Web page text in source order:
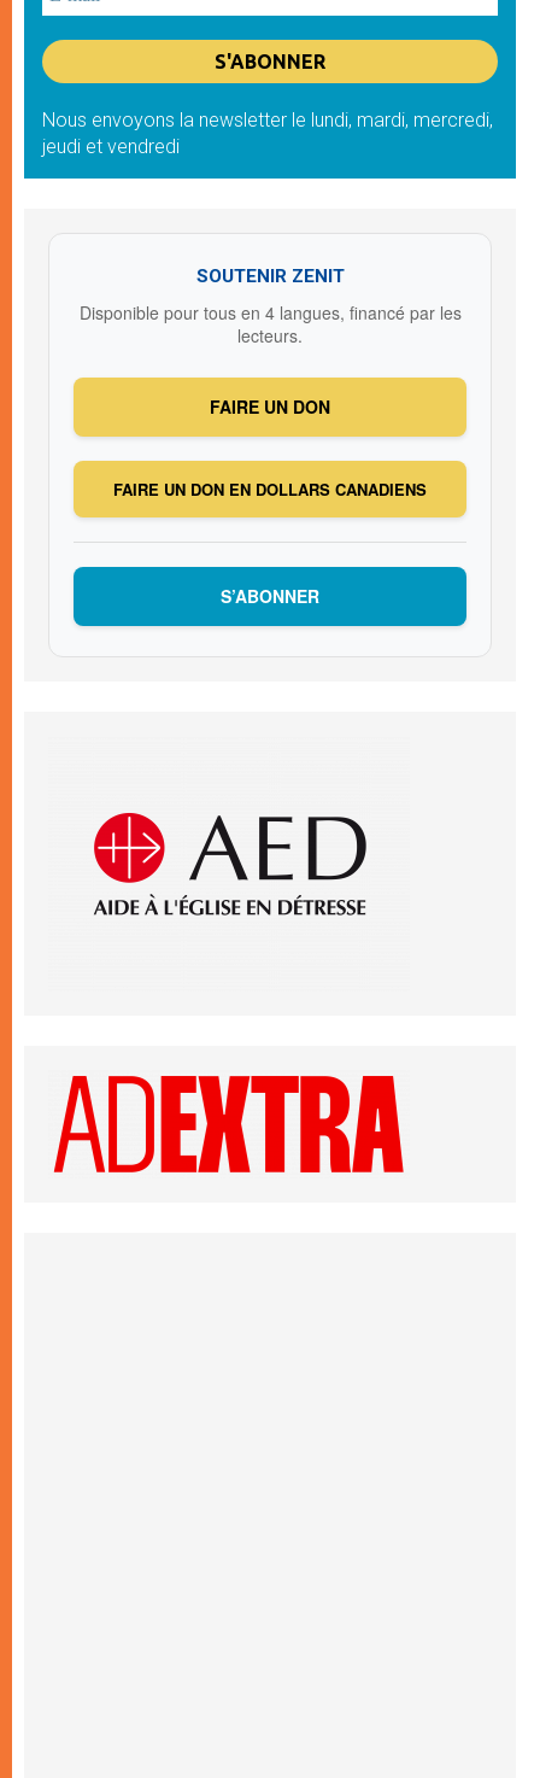
Nous envoyons la newsletter le lundi, mardi, mercredi,
jeudi et vendredi
SOUTENIR ZENIT
Disponible pour tous en 4 langues, financé par les
lecteurs.
FAIRE UN DON
FAIRE UN DON EN DOLLARS CANADIENS
S’ABONNER